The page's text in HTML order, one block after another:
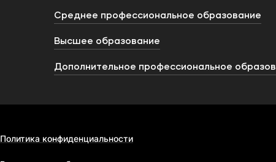
Среднее профессиональное образование
Высшее образование
Дополнительное профессиональное
Политика конфиденциальности